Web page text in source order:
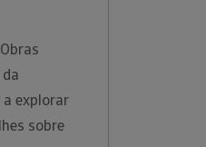
explorar
sobre